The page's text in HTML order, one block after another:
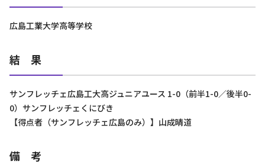
広島工業大学高等学校
結 果
サンフレッチェ広島工大高ジュニアユース 1-0（前半1-0／後半0-
0）サンフレッチェくにびき
【得点者（サンフレッチェ広島のみ）】山成晴道
備 考